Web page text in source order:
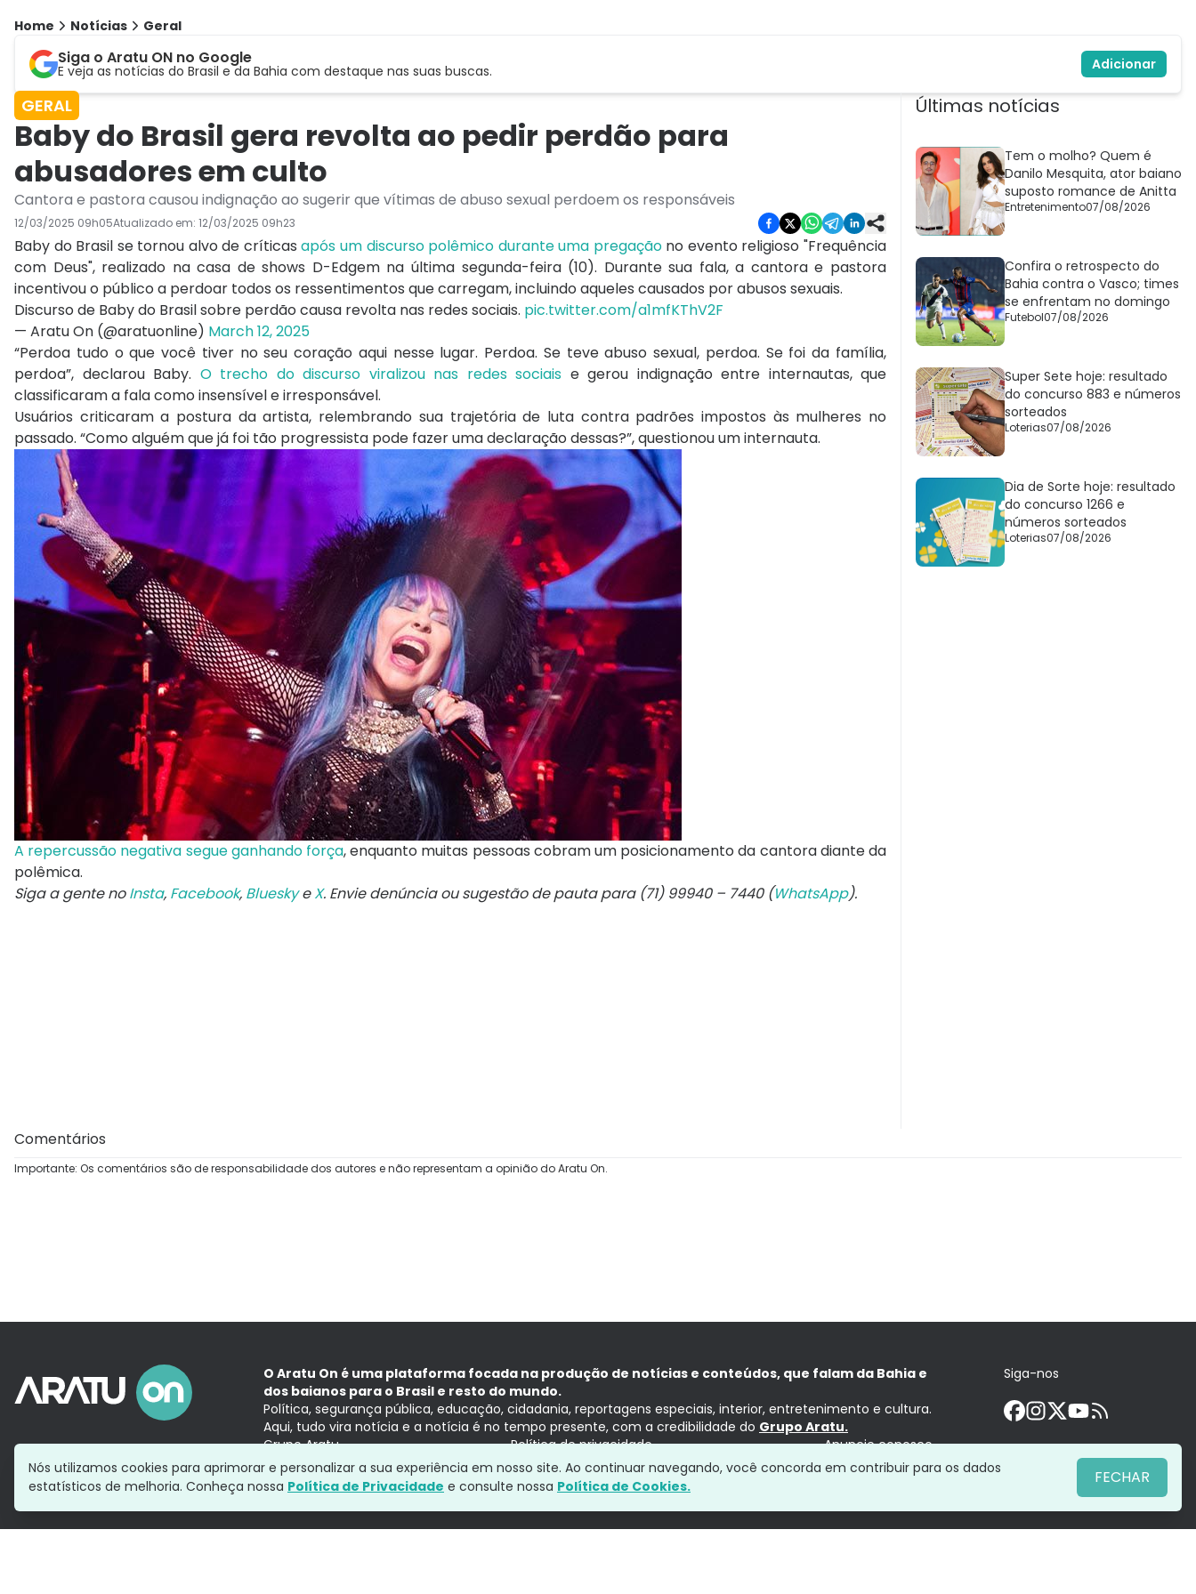
Home Notícias Geral
Siga o Aratu ON no Google
E veja as notícias do Brasil e da Bahia com destaque nas suas buscas. Adicionar
GERAL
Baby do Brasil gera revolta ao pedir perdão para
abusadores em culto
Cantora e pastora causou indignação ao sugerir que vítimas de abuso sexual perdoem os responsáveis
12/03/2025 09h05Atualizado em: 12/03/2025 09h23
Baby do Brasil se tornou alvo de críticasapós um discurso polêmico durante uma pregaçãono evento religioso "Frequência
com Deus", realizado na casa de shows D-Edgem na última segunda-feira (10). Durante sua fala, a cantora e pastora
incentivou o público a perdoar todos os ressentimentos que carregam, incluindo aqueles causados por abusos sexuais.
Discurso de Baby do Brasil sobre perdão causa revolta nas redes sociais. pic.twitter.com/a1mfKThV2F
— Aratu On (@aratuonline) March 12, 2025
“Perdoa tudo o que você tiver no seu coração aqui nesse lugar. Perdoa. Se teve abuso sexual, perdoa. Se foi da família,
perdoa”, declarou Baby. O trecho do discurso viralizou nas redes sociais e gerou indignação entre internautas, que
classificaram a fala como insensível e irresponsável.
Usuários criticaram a postura da artista, relembrando sua trajetória de luta contra padrões impostos às mulheres no
passado. “Como alguém que já foi tão progressista pode fazer uma declaração dessas?”, questionou um internauta.
A repercussão negativa segue ganhando força, enquanto muitas pessoas cobram um posicionamento da cantora diante da
polêmica.
Siga a gente noInsta, Facebook, BlueskyeX. Envie denúncia ou sugestão de pauta para (71) 99940 – 7440 (WhatsApp).
Últimas notícias
Tem o molho? Quem é
Danilo Mesquita, ator baiano
suposto romance de Anitta
Entretenimento07/08/2026
Confira o retrospecto do
Bahia contra o Vasco; times
se enfrentam no domingo
Futebol07/08/2026
Super Sete hoje: resultado
do concurso 883 e números
sorteados
Loterias07/08/2026
Dia de Sorte hoje: resultado
do concurso 1266 e
números sorteados
Loterias07/08/2026
Comentários
Importante: Os comentários são de responsabilidade dos autores e não representam a opinião do Aratu On.
O Aratu On é uma plataforma focada na produção de notícias e conteúdos, que falam da Bahia e
dos baianos para o Brasil e resto do mundo.
Política, segurança pública, educação, cidadania, reportagens especiais, interior, entretenimento e cultura.
Aqui, tudo vira notícia e a notícia é no tempo presente, com a credibilidade do Grupo Aratu.
Grupo Aratu
Política de privacidade Anuncie conosco
Siga-nos
Nós utilizamos cookies para aprimorar e personalizar a sua experiência em nosso site. Ao continuar navegando, você concorda em contribuir para os dados
estatísticos de melhoria. Conheça nossa Política de Privacidade e consulte nossa Política de Cookies. FECHAR